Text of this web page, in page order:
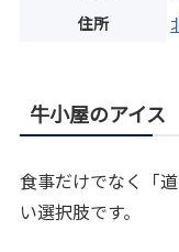
住所
牛小屋のアイス
食事だけでなく「
い選択肢です。